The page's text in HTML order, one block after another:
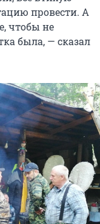
провести. А
чтобы не
была, — сказал